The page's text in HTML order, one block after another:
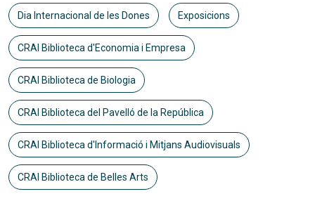
Dia Internacional de les Dones Exposicions
CRAI Biblioteca d'Economia i Empresa
CRAI Biblioteca de Biologia
CRAI Biblioteca del Pavelló de la República
CRAI Biblioteca d'Informació i Mitjans Audiovisuals
CRAI Biblioteca de Belles Arts